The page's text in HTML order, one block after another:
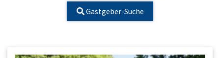
Gastgeber-Suche